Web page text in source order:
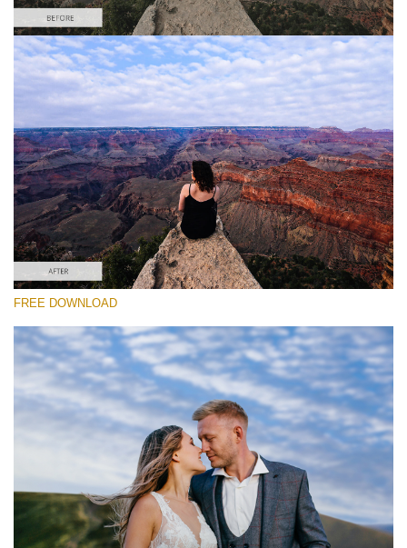
Please select
Free Photoshop Overlay #5
Small 800*533px
Sky Background
(55 Overlays)
Large 6000*4000px
(373 Overlays)
Large 6000*4000px
Entire Collection
Large 6000*4000px
Free download
FREE DOWNLOAD